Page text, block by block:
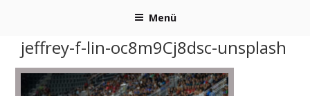
springen
Menü
jeffrey-f-lin-oc8m9Cj8dsc-unsplash